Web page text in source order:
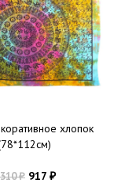
хлопок
₽ 917 ₽